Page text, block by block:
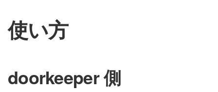
使い方
doorkeeper 側